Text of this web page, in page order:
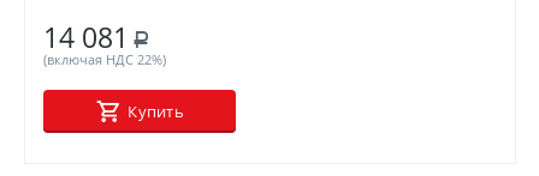
14 081 Р
(включая НДС 22%)
Купить